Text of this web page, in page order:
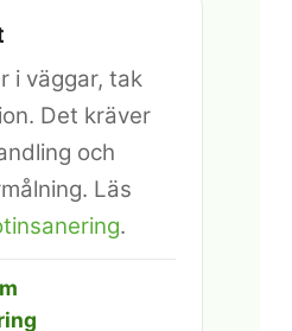
i väggar, tak
Det kräver
och
Läs
.